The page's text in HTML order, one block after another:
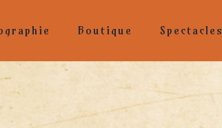
Boutique Spectacles